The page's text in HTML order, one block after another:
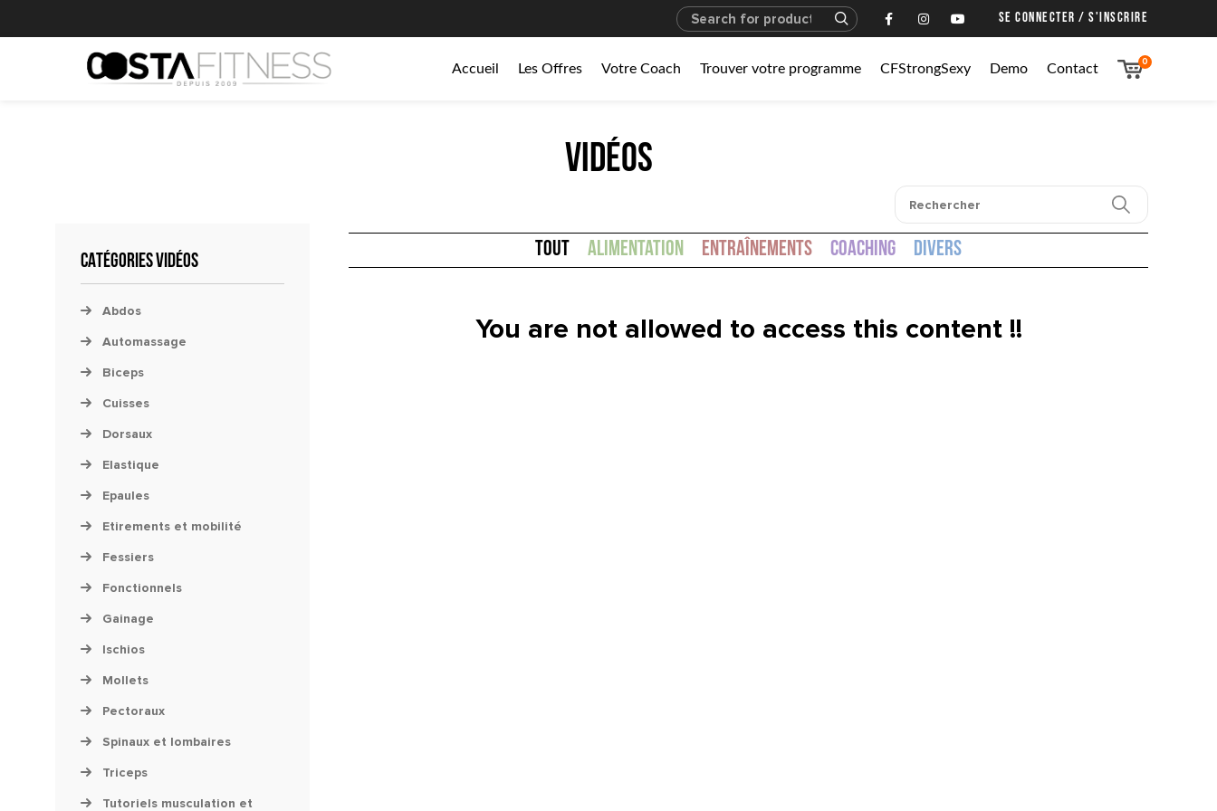
SE CONNECTER / S'INSCRIRE
Accueil Les Offres Votre Coach Trouver votre programme CFStrongSexy Demo Contact
0
VIDÉOS
CATÉGORIES VIDÉOS
Abdos
Automassage
Biceps
Cuisses
Dorsaux
Elastique
Epaules
Etirements et mobilité
Fessiers
Fonctionnels
Gainage
Ischios
Mollets
Pectoraux
Spinaux et lombaires
Triceps
Tutoriels musculation et
Tout Alimentation Entraînements Coaching Divers
You are not allowed to access this content !!